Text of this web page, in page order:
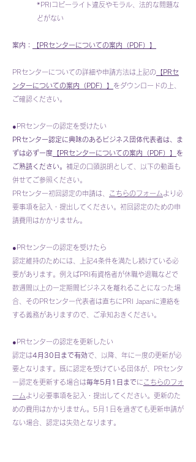
*PRIコピーライト違反やモラル、法的な問題な
どがない
案内： 【PRセンターについての案内（PDF）】
​PRセンターについての詳細や申請方法は上記の 【PRセ
ンターについての案内（PDF）】 をダウンロードの上、
ご確認ください。
●PRセンターの認定を受けたい
PRセンター認定に興味のあるビジネス団体代表者は、ま
ずは必ず一度 【PRセンターについての案内（PDF）】 を
ご熟読ください。 補足の口頭説明として、以下の動画も
併せてご参照ください。
PRセンター初回認定の申請は、 こちらのフォームより必
要事項を記入・提出してください。 初回認定のための申
請費用はかかりません。
●PRセンターの認定を受けたら
認定維持のためには、上記4条件を満たし続けている必
要があります。例えばPRI有資格者が休職や退職などで
数週間以上の一定期間ビジネスを離れることになった場
合、そのPRセンター代表者は直ちにPRI Japanに連絡を
する義務がありますので、ご承知おきください。
​●PRセンターの認定を更新したい
認定は4月30日まで有効で、以降、年に一度の更新が必
要となります。 既に認定を受けている団体が、PRセンタ
ー認定を更新する場合は毎年5月1日までにこちらのフォ
ームより必要事項を記入・提出してください。更新のた
めの費用はかかりません。5月1日を過ぎても更新申請が
ない場合、認定は失効となります。